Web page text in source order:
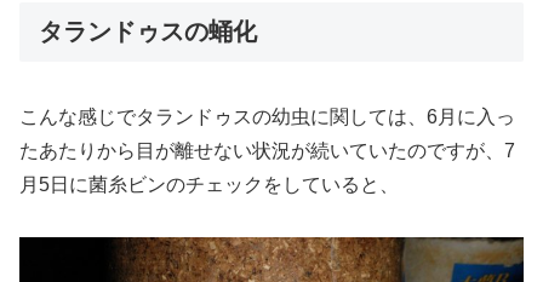
タランドゥスの蛹化
こんな感じでタランドゥスの幼虫に関しては、6月に入っ
たあたりから目が離せない状況が続いていたのですが、7
月5日に菌糸ビンのチェックをしていると、